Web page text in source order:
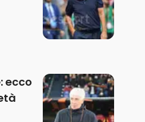
ecco